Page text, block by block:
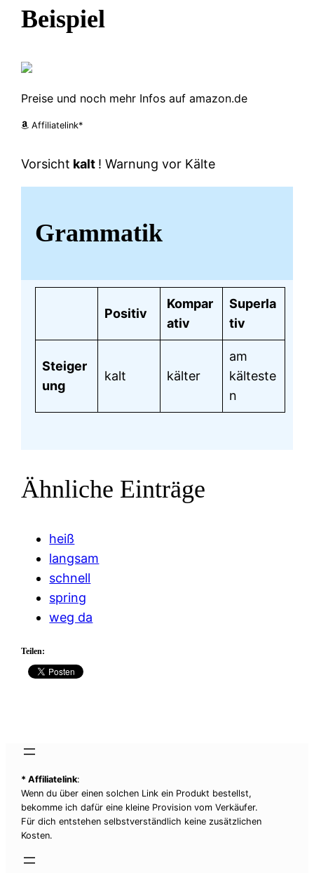
Beispiel
Preise und noch mehr Infos auf amazon.de
Affiliatelink*
Vorsicht kalt ! Warnung vor Kälte
Grammatik
Positiv
Kompar
ativ
Superla
tiv
Steiger
ung
kalt kälter
am
kälteste
n
Ähnliche Einträge
heiß
langsam
schnell
spring
weg da
Teilen:
* Affiliatelink:
Wenn du über einen solchen Link ein Produkt bestellst,
bekomme ich dafür eine kleine Provision vom Verkäufer.
Für dich entstehen selbstverständlich keine zusätzlichen
Kosten.